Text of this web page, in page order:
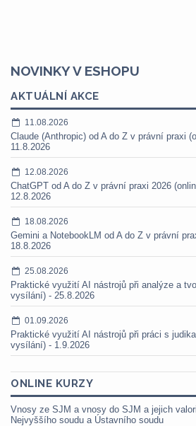
NOVINKY V ESHOPU
AKTUÁLNÍ AKCE
11.08.2026
Claude (Anthropic) od A do Z v právní praxi
11.8.2026
12.08.2026
ChatGPT od A do Z v právní praxi 2026
12.8.2026
18.08.2026
Gemini a NotebookLM od A do Z v právní
18.8.2026
25.08.2026
Praktické využití AI nástrojů při analýze a
vysílání) - 25.8.2026
01.09.2026
Praktické využití AI nástrojů při práci s
vysílání) - 1.9.2026
ONLINE KURZY
Vnosy ze SJM a vnosy do SJM a jejich
Nejvyššího soudu a Ústavního soudu